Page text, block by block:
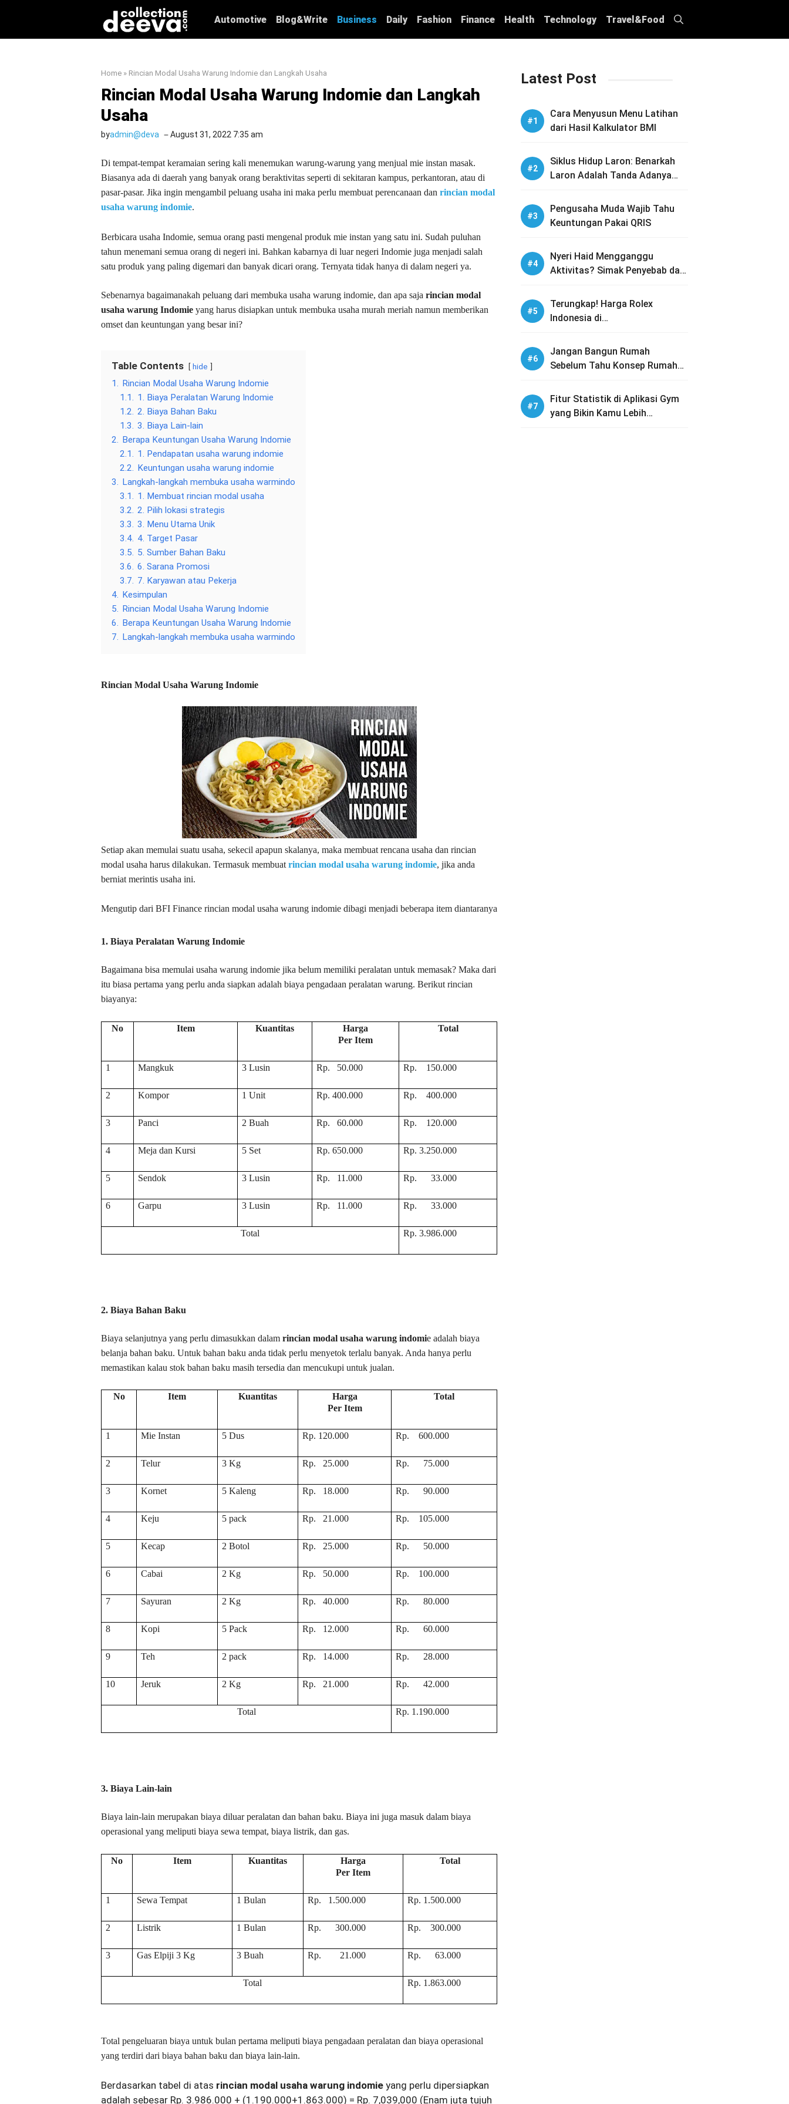
content
Automotive Blog&Write Business Daily Fashion Finance Health Technology Travel&Food
Home » Rincian Modal Usaha Warung Indomie dan Langkah Usaha
Rincian Modal Usaha Warung Indomie dan Langkah
Usaha
byadmin@deva August 31, 2022 7:35 am
Di tempat-tempat keramaian sering kali menemukan warung-warung yang menjual mie instan masak.
Biasanya ada di daerah yang banyak orang beraktivitas seperti di sekitaran kampus, perkantoran, atau di
pasar-pasar. Jika ingin mengambil peluang usaha ini maka perlu membuat perencanaan dan rincian modal
usaha warung indomie.
Berbicara usaha Indomie, semua orang pasti mengenal produk mie instan yang satu ini. Sudah puluhan
tahun menemani semua orang di negeri ini. Bahkan kabarnya di luar negeri Indomie juga menjadi salah
satu produk yang paling digemari dan banyak dicari orang. Ternyata tidak hanya di dalam negeri ya.
Sebenarnya bagaimanakah peluang dari membuka usaha warung indomie, dan apa saja rincian modal
usaha warung Indomie yang harus disiapkan untuk membuka usaha murah meriah namun memberikan
omset dan keuntungan yang besar ini?
Table Contents hide
1.
Rincian Modal Usaha Warung Indomie
1.1.
1. Biaya Peralatan Warung Indomie
1.2.
2. Biaya Bahan Baku
1.3.
3. Biaya Lain-lain
2.
Berapa Keuntungan Usaha Warung Indomie
2.1.
1. Pendapatan usaha warung indomie
2.2.
Keuntungan usaha warung indomie
3.
Langkah-langkah membuka usaha warmindo
3.1.
1. Membuat rincian modal usaha
3.2.
2. Pilih lokasi strategis
3.3.
3. Menu Utama Unik
3.4. 4. Target Pasar
3.5.
5. Sumber Bahan Baku
3.6.
6. Sarana Promosi
3.7.
7. Karyawan atau Pekerja
4. Kesimpulan
5.
Rincian Modal Usaha Warung Indomie
6.
Berapa Keuntungan Usaha Warung Indomie
7.
Langkah-langkah membuka usaha warmindo
Rincian Modal Usaha Warung Indomie
Setiap akan memulai suatu usaha, sekecil apapun skalanya, maka membuat rencana usaha dan rincian
modal usaha harus dilakukan. Termasuk membuat rincian modal usaha warung indomie, jika anda
berniat merintis usaha ini.
Mengutip dari BFI Finance rincian modal usaha warung indomie dibagi menjadi beberapa item diantaranya
1. Biaya Peralatan Warung Indomie
Bagaimana bisa memulai usaha warung indomie jika belum memiliki peralatan untuk memasak? Maka dari
itu biasa pertama yang perlu anda siapkan adalah biaya pengadaan peralatan warung. Berikut rincian
biayanya:
No Item Kuantitas
Harga
Per Item
Total
1 Mangkuk 3 Lusin Rp. 50.000 Rp. 150.000
2 Kompor 1 Unit Rp. 400.000 Rp. 400.000
3 Panci 2 Buah Rp. 60.000 Rp. 120.000
4 Meja dan Kursi 5 Set Rp. 650.000 Rp. 3.250.000
5 Sendok 3 Lusin Rp. 11.000 Rp. 33.000
6 Garpu 3 Lusin Rp. 11.000 Rp. 33.000
Total Rp. 3.986.000
2. Biaya Bahan Baku
Biaya selanjutnya yang perlu dimasukkan dalam rincian modal usaha warung indomie adalah biaya
belanja bahan baku. Untuk bahan baku anda tidak perlu menyetok terlalu banyak. Anda hanya perlu
memastikan kalau stok bahan baku masih tersedia dan mencukupi untuk jualan.
No Item Kuantitas
Harga
Per Item
Total
1 Mie Instan 5 Dus Rp. 120.000 Rp. 600.000
2 Telur 3 Kg Rp. 25.000 Rp. 75.000
3 Kornet 5 Kaleng Rp. 18.000 Rp. 90.000
4 Keju 5 pack Rp. 21.000 Rp. 105.000
5 Kecap 2 Botol Rp. 25.000 Rp. 50.000
6 Cabai 2 Kg Rp. 50.000 Rp. 100.000
7 Sayuran 2 Kg Rp. 40.000 Rp. 80.000
8 Kopi 5 Pack Rp. 12.000 Rp. 60.000
9 Teh 2 pack Rp. 14.000 Rp. 28.000
10 Jeruk 2 Kg Rp. 21.000 Rp. 42.000
Total Rp. 1.190.000
3. Biaya Lain-lain
Biaya lain-lain merupakan biaya diluar peralatan dan bahan baku. Biaya ini juga masuk dalam biaya
operasional yang meliputi biaya sewa tempat, biaya listrik, dan gas.
No Item Kuantitas
Harga
Per Item
Total
1 Sewa Tempat 1 Bulan Rp. 1.500.000 Rp. 1.500.000
2 Listrik 1 Bulan Rp. 300.000 Rp. 300.000
3 Gas Elpiji 3 Kg 3 Buah Rp. 21.000 Rp. 63.000
Total Rp. 1.863.000
Total pengeluaran biaya untuk bulan pertama meliputi biaya pengadaan peralatan dan biaya operasional
yang terdiri dari biaya bahan baku dan biaya lain-lain.
Berdasarkan tabel di atas rincian modal usaha warung indomie yang perlu dipersiapkan
adalah sebesar Rp. 3.986.000 + (1.190.000+1.863.000) = Rp. 7,039,000 (Enam juta tujuh
Latest Post
Cara Menyusun Menu Latihan
dari Hasil Kalkulator BMI
Siklus Hidup Laron: Benarkah
Laron Adalah Tanda Adanya
Pengusaha Muda Wajib Tahu
Keuntungan Pakai QRIS
Nyeri Haid Mengganggu
Aktivitas? Simak Penyebab dan
Terungkap! Harga Rolex
Indonesia di
Koleksi Lengkap
Jangan Bangun Rumah
Sebelum Tahu Konsep Rumah
Fitur Statistik di Aplikasi Gym
yang Bikin Kamu Lebih